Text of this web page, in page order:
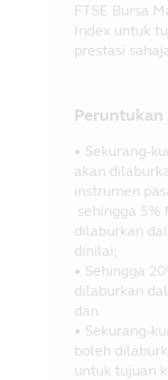
FTSE Bursa
Index untuk
prestasi
Peruntukan
• Sekurang-
akan
instrumen
sehingga 5%
dilaburkan
dinilai;
• Sehingga
dilaburkan
dan
• Sekurang-
boleh
untuk tujuan